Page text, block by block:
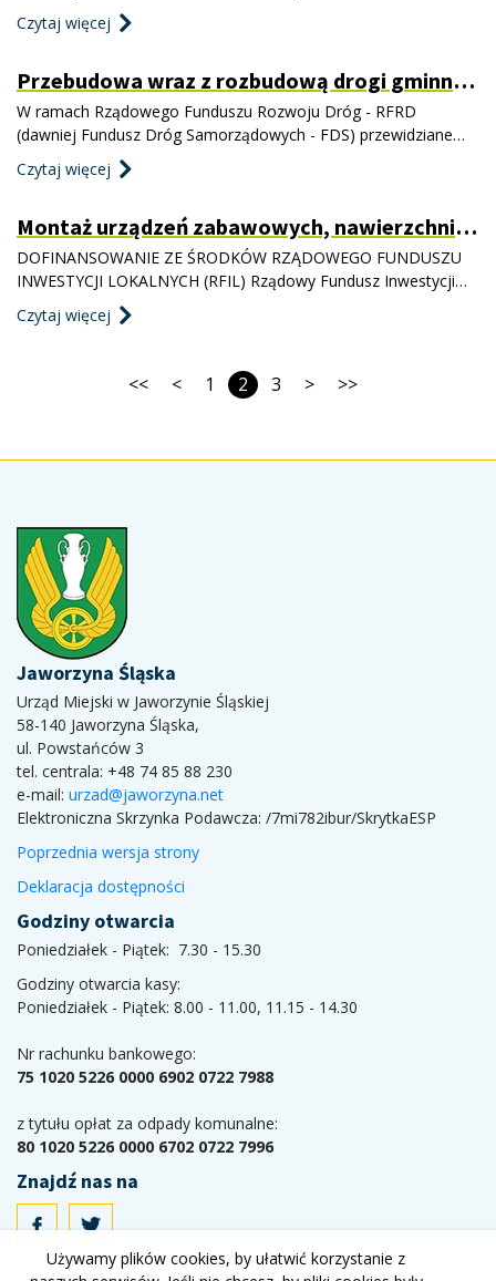
Całkowita wartość inwestycji: 2 108 133,21 zł Kwota
przebudowy odcinek miał długość 531,29 m
Czytaj więcej
Przebudowa wraz z rozbudową drogi gminnej
111230D ul. Kościuszki w Jaworzynie Śląskiej
W ramach Rządowego Funduszu Rozwoju Dróg - RFRD
(dawniej Fundusz Dróg Samorządowych - FDS) przewidziane
jest wsparcie dróg samorządowych do 2028 roku. Rządowy
Fundusz Rozwoju Dróg, to wsparcie realizacji zadań na drogach
celem jest przyspieszenie powstawania nowoczesnej i
bezpiecznej in
Czytaj więcej
Montaż urządzeń zabawowych, nawierzchni
bezpiecznych, siłowni zewnętrznej i
elementów małej architektury dla potrzeb
rozwoju stref rekreacyjno-sportowych
DOFINANSOWANIE ZE ŚRODKÓW RZĄDOWEGO FUNDUSZU
INWESTYCJI LOKALNYCH (RFIL) Rządowy Fundusz Inwestycji
Lokalnych (RFIL) to program, w ramach którego rządowe
środki trafiły do Gminy Jaworzyna Śląska na inwestycje bliskie
Przeciwdziałania COVID-19. Dzięki 1 294 513
Czytaj więcej
<< < 1 2 3 > >>
Jaworzyna Śląska
Urząd Miejski w Jaworzynie Śląskiej
58-140 Jaworzyna Śląska,
ul. Powstańców 3
tel. centrala: +48 74 85 88 230
e-mail: urzad@jaworzyna.net
Elektroniczna Skrzynka Podawcza: /7mi782ibur/SkrytkaESP
Poprzednia wersja strony
Deklaracja dostępności
Godziny otwarcia
Poniedziałek - Piątek: 7.30 - 15.30
Godziny otwarcia kasy:
Poniedziałek - Piątek: 8.00 - 11.00, 11.15 - 14.30
Nr rachunku bankowego:
75 1020 5226 0000 6902 0722 7988
z tytułu opłat za odpady komunalne:
80 1020 5226 0000 6702 0722 7996
Znajdź nas na
Używamy plików cookies, by ułatwić korzystanie z